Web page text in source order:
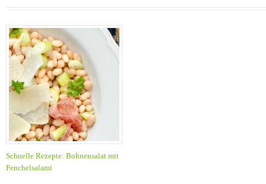
Schnelle Rezepte: Bohnensalat mit
Fenchelsalami